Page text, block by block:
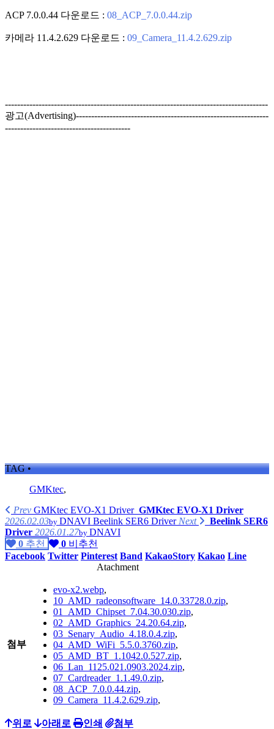
ACP 7.0.0.44 다운로드 : 08_ACP_7.0.0.44.zip
카메라 11.4.2.629 다운로드 : 09_Camera_11.4.2.629.zip
--------------------------------------------------------------------------------------
광고(Advertising)---------------------------------------------------------------
-----------------------------------------
TAG •
GMKtec,
Prev GMKtec EVO-X1 Driver GMKtec EVO-X1 Driver
2026.02.03by DNAVI Beelink SER6 Driver Next
Beelink SER6
Driver 2026.01.27by DNAVI
0 추천 0 비추천
Facebook Twitter Pinterest Band KakaoStory Kakao Line
Atachment
첨부
evo-x2.webp,
10_AMD_radeonsoftware_14.0.33728.0.zip,
01_AMD_Chipset_7.04.30.030.zip,
02_AMD_Graphics_24.20.64.zip,
03_Senary_Audio_4.18.0.4.zip,
04_AMD_WiFi_5.5.0.3760.zip,
05_AMD_BT_1.1042.0.527.zip,
06_Lan_1125.021.0903.2024.zip,
07_Cardreader_1.1.49.0.zip,
08_ACP_7.0.0.44.zip,
09_Camera_11.4.2.629.zip,
위로 아래로 인쇄
첨부